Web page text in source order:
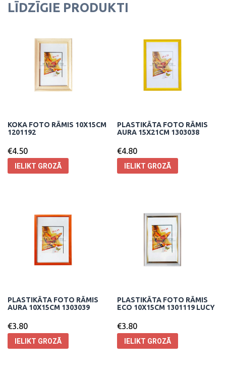
LĪDZĪGIE PRODUKTI
KOKA FOTO RĀMIS 10X15CM
1201192
€4.50
IELIKT GROZĀ
PLASTIKĀTA FOTO RĀMIS
AURA 15X21CM 1303038
€4.80
IELIKT GROZĀ
PLASTIKĀTA FOTO RĀMIS
AURA 10X15CM 1303039
€3.80
IELIKT GROZĀ
PLASTIKĀTA FOTO RĀMIS
ECO 10X15CM 1301119 LUCY
€3.80
IELIKT GROZĀ